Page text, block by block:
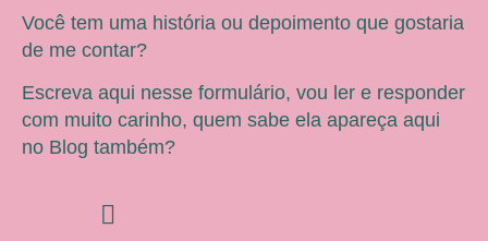
Você tem uma história ou depoimento que gostaria
de me contar?
Escreva aqui nesse formulário, vou ler e responder
com muito carinho, quem sabe ela apareça aqui
no Blog também?